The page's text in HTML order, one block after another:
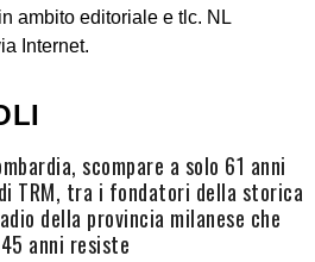
ambito editoriale e tlc. NL
Internet.
scompare a solo 61 anni
TRM, tra i fondatori della storica
della provincia milanese che
anni resiste